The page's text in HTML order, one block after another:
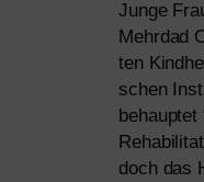
Junge
Mehrdad
ten
schen
behaup­tet
doch das